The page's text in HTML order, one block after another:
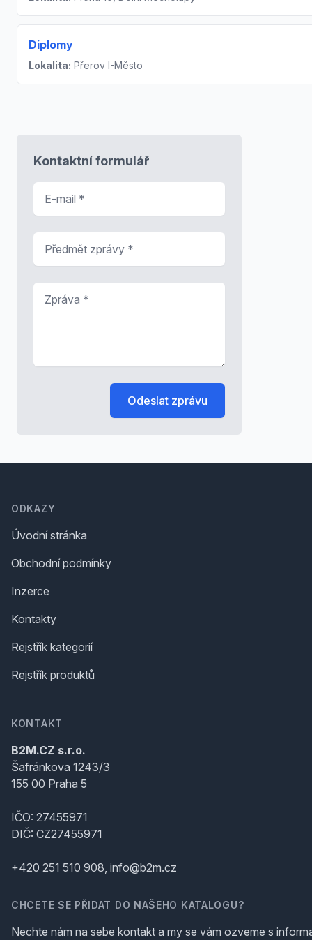
Diplomy
Lokalita: Přerov I-Město
Kontaktní formulář
Odeslat zprávu
ODKAZY
Úvodní stránka
Obchodní podmínky
Inzerce
Kontakty
Rejstřík kategorií
Rejstřík produktů
KONTAKT
B2M.CZ s.r.o.
Šafránkova 1243/3
155 00 Praha 5
IČO: 27455971
DIČ: CZ27455971
+420 251 510 908, info@b2m.cz
CHCETE SE PŘIDAT DO NAŠEHO KATALOGU?
Nechte nám na sebe kontakt a my se vám ozveme s